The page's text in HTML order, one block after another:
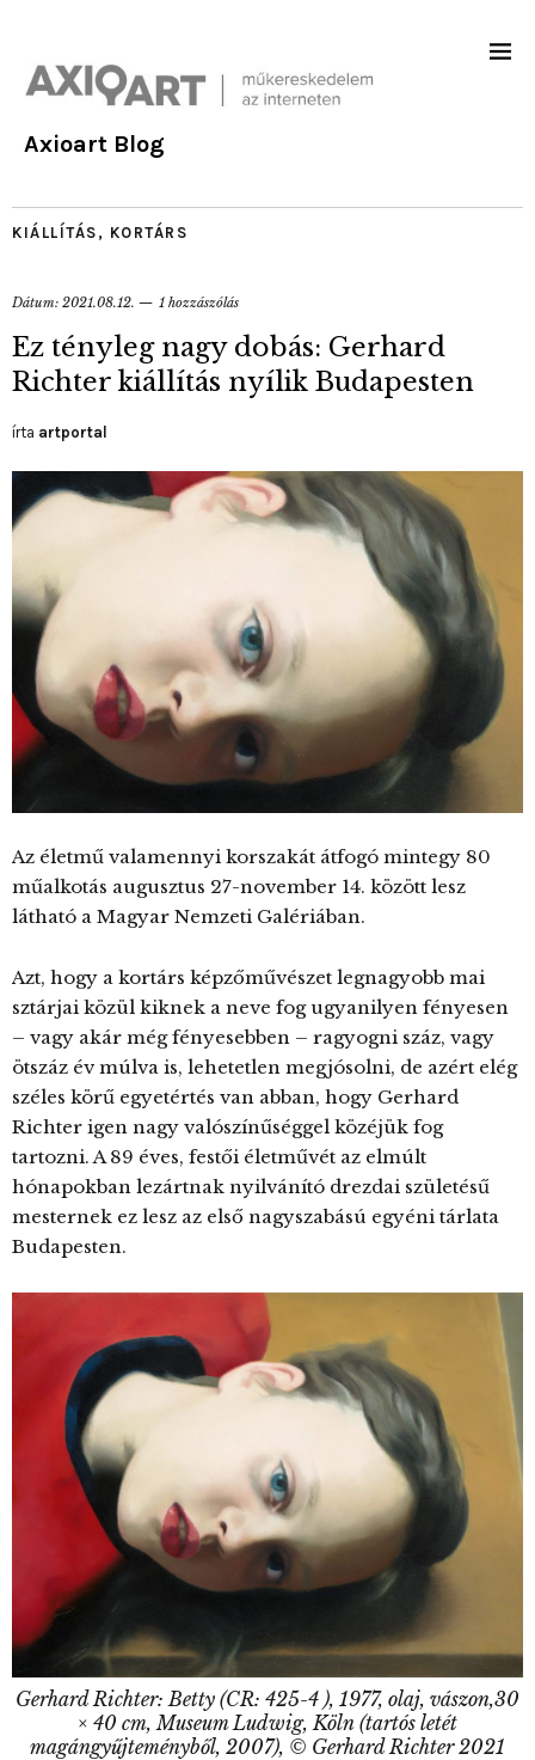
Axioart Blog
KIÁLLÍTÁS , KORTÁRS
Dátum: 2021.08.12. 1 hozzászólás
Ez tényleg nagy dobás: Gerhard
Richter kiállítás nyílik Budapesten
írta artportal
Az életmű valamennyi korszakát átfogó mintegy 80
műalkotás augusztus 27-november 14. között lesz
látható a Magyar Nemzeti Galériában.
Azt, hogy a kortárs képzőművészet legnagyobb mai
sztárjai közül kiknek a neve fog ugyanilyen fényesen
– vagy akár még fényesebben – ragyogni száz, vagy
ötszáz év múlva is, lehetetlen megjósolni, de azért elég
széles körű egyetértés van abban, hogy Gerhard
Richter igen nagy valószínűséggel közéjük fog
tartozni. A 89 éves, festői életművét az elmúlt
hónapokban lezártnak nyilvánító drezdai születésű
mesternek ez lesz az első nagyszabású egyéni tárlata
Budapesten.
Gerhard Richter: Betty (CR: 425-4 ), 1977, olaj, vászon,30
× 40 cm, Museum Ludwig, Köln (tartós letét
magángyűjteményből, 2007), © Gerhard Richter 2021